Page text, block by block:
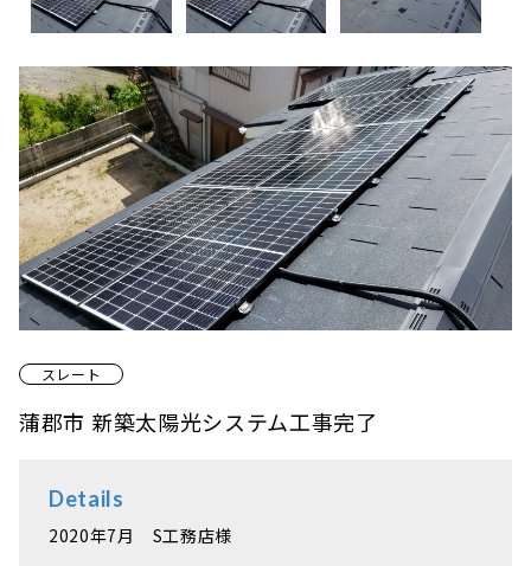
スレート
蒲郡市 新築太陽光システム工事完了
Details
2020年7月 S工務店様